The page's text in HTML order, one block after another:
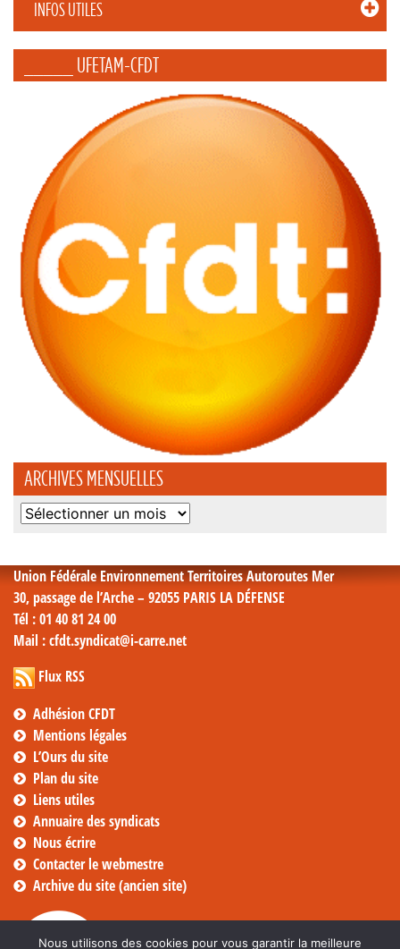
INFOS UTILES
_____ UFETAM-CFDT
ARCHIVES MENSUELLES
Archives
Union Fédérale Environnement Territoires Autoroutes Mer
30, passage de l’Arche – 92055 PARIS LA DÉFENSE
Tél : 01 40 81 24 00
Mail : cfdt.syndicat@i-carre.net
Flux RSS
Adhésion CFDT
Mentions légales
L’Ours du site
Plan du site
Liens utiles
Annuaire des syndicats
Nous écrire
Contacter le webmestre
Archive du site (ancien site)
Nous utilisons des cookies pour vous garantir la meilleure